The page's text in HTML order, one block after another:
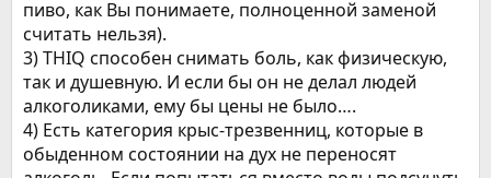
пиво, как Вы понимаете, полноценной заменой
считать нельзя).
3) THIQ способен снимать боль, как физическую,
так и душевную. И если бы он не делал людей
алкоголиками, ему бы цены не было….
4) Есть категория крыс-трезвенниц, которые в
обыденном состоянии на дух не переносят